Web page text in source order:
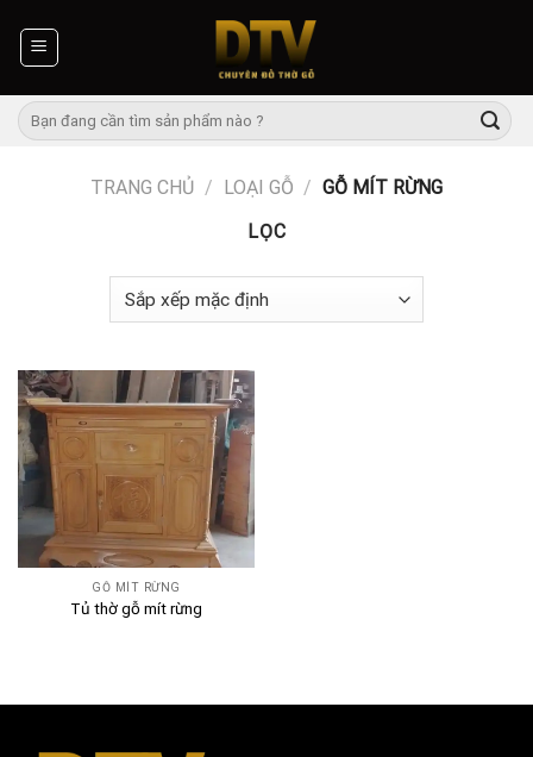
content
Tìm
kiếm:
TRANG CHỦ / LOẠI GỖ / GỖ MÍT RỪNG
LỌC
GỖ MÍT RỪNG
Tủ thờ gỗ mít rừng